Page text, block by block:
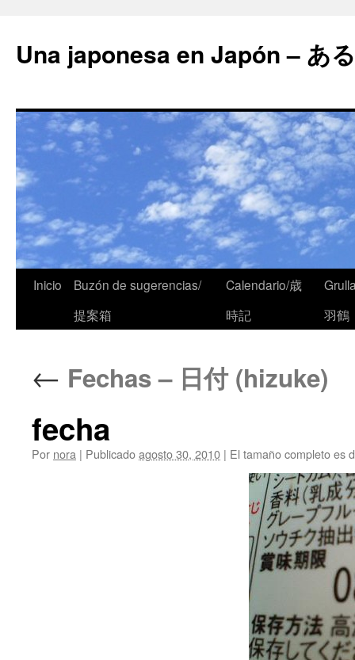
Una japonesa en Japón – あ
Inicio
Buzón de sugerencias/
提案箱
Calendario/歳
時記
羽鶴
← Fechas – 日付 (hizuke)
fecha
Por nora | Publicadoagosto 30, 2010 | El tamaño completo es